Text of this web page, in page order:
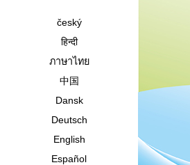
český
हिन्दी
ภาษาไทย
中国
Dansk
Deutsch
English
Español